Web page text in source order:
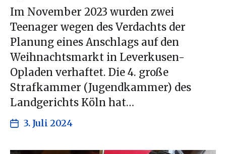
Im November 2023 wurden zwei
Teenager wegen des Verdachts der
Planung eines Anschlags auf den
Weihnachtsmarkt in Leverkusen-
Opladen verhaftet. Die 4. große
Strafkammer (Jugendkammer) des
Landgerichts Köln hat…
3. Juli 2024